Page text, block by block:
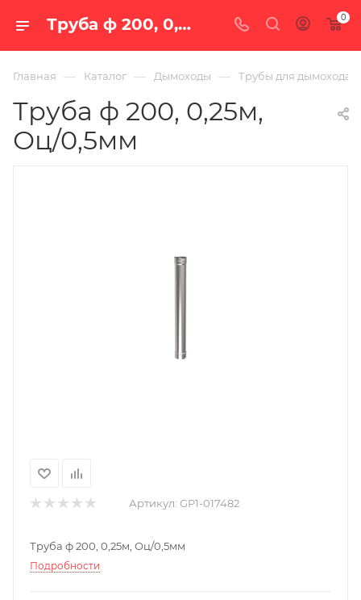
Труба ф 200, 0,25м, Оц/0,5мм — купить в Екатеринбурге по цене 400 руб. в интернет-магазине «100 печей.ру» 0
Главная — Каталог — Дымоходы — Трубы для дымохода
Труба ф 200, 0,25м,
Оц/0,5мм
Артикул: GP1-017482
Труба ф 200, 0,25м, Оц/0,5мм
Подробности